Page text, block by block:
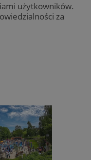
użytkowników.
za